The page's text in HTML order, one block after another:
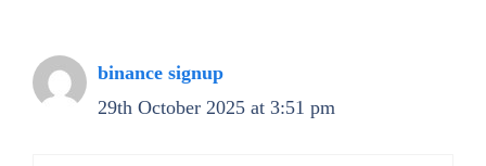
binance signup
29th October 2025 at 3:51 pm